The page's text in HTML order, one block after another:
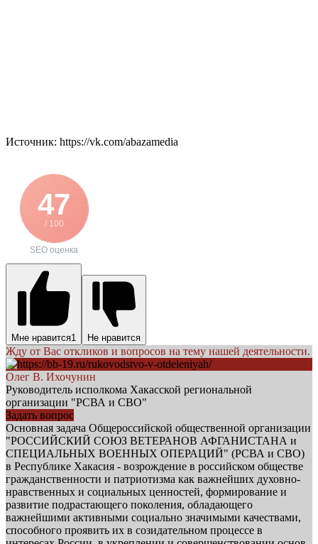
Источник: https://vk.com/abazamedia
47
/ 100
SEO оценка
Мне нравится1 Не нравится
Жду от Вас откликов и вопросов на тему нашей деятельности.
Олег В. Ихочунин
Руководитель исполкома Хакасской региональной
организации "РСВА и СВО"
Задать вопрос
Основная задача Общероссийской общественной организации
"РОССИЙСКИЙ СОЮЗ ВЕТЕРАНОВ АФГАНИСТАНА и
СПЕЦИАЛЬНЫХ ВОЕННЫХ ОПЕРАЦИЙ" (РСВА и СВО)
в Республике Хакасия - возрождение в российском обществе
гражданственности и патриотизма как важнейших духовно-
нравственных и социальных ценностей, формирование и
развитие подрастающего поколения, обладающего
важнейшими активными социально значимыми качествами,
способного проявить их в созидательном процессе в